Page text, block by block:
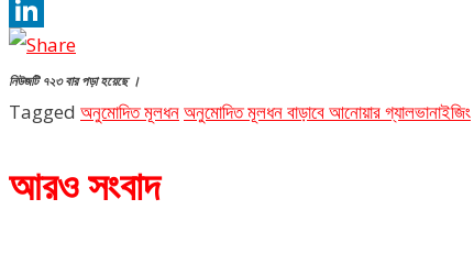
Twitter
LinkedIn
নিউজটি ৭২৩ বার পড়া হয়েছে ।
Tagged অনুমোদিত মূলধনঅনুমোদিত মূলধন বাড়াবে আনোয়ার গ্যালভানাইজিং
আরও সংবাদ